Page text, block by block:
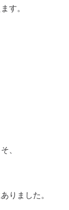
す。
、
りました。